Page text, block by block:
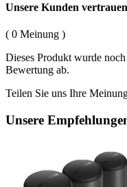
Unsere Kunden
( 0 Meinung )
Dieses Produkt wurde
Bewertung ab.
Teilen Sie uns Ihre
Unsere